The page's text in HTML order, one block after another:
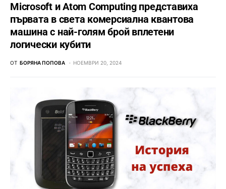
Microsoft и Atom Computing представиха
първата в света комерсиална квантова
машина с най-голям брой вплетени
логически кубити
ОТ БОРЯНА ПОПОВА НОЕМВРИ 20, 2024